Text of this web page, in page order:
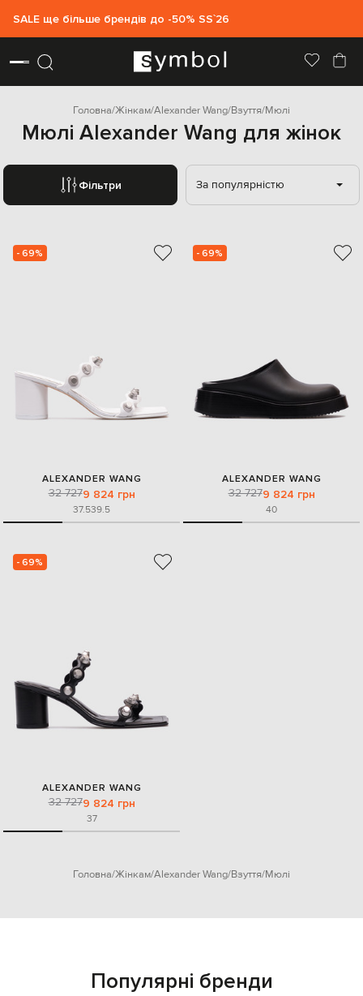
SALE ще більше брендів до -50% SS`26
Головна Жінкам Alexander Wang Взуття Мюлі
Мюлі Alexander Wang для жінок
Фільтри За популярністю
- 69%
ALEXANDER WANG
32 7279 824 грн
37.539.5
- 69%
ALEXANDER WANG
32 7279 824 грн
40
- 69%
ALEXANDER WANG
32 7279 824 грн
37
Головна Жінкам Alexander Wang Взуття Мюлі
Популярні бренди